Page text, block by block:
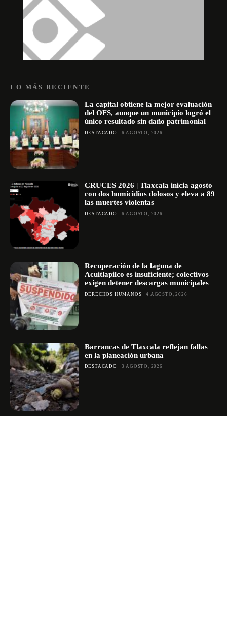
LO MÁS RECIENTE
La capital obtiene la mejor evaluación
del OFS, aunque un municipio logró el
único resultado sin daño patrimonial
DESTACADO 6 AGOSTO, 2026
CRUCES 2026 | Tlaxcala inicia agosto
con dos homicidios dolosos y eleva a 89
las muertes violentas
DESTACADO 6 AGOSTO, 2026
Recuperación de la laguna de
Acuitlapilco es insuficiente; colectivos
exigen detener descargas municipales
DERECHOS HUMANOS 4 AGOSTO, 2026
Barrancas de Tlaxcala reflejan fallas
en la planeación urbana
DESTACADO 3 AGOSTO, 2026